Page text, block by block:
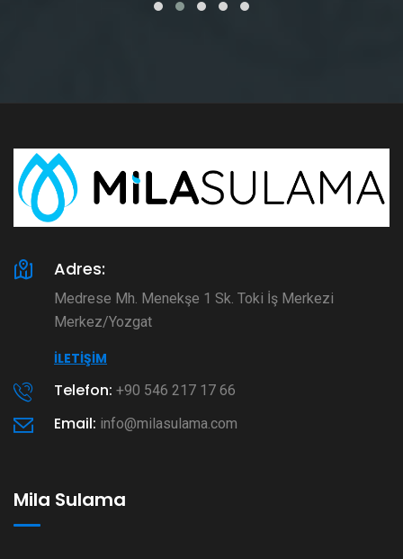
Adres:
Medrese Mh. Menekşe 1 Sk. Toki İş Merkezi
Merkez/Yozgat
İLETIŞIM
Telefon: +90 546 217 17 66
Email: info@milasulama.com
Mila Sulama